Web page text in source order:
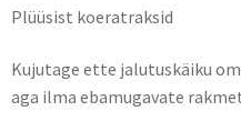
Plüüsist koeratraksid
Kujutage ette jalutuskäiku
aga ilma ebamugavate